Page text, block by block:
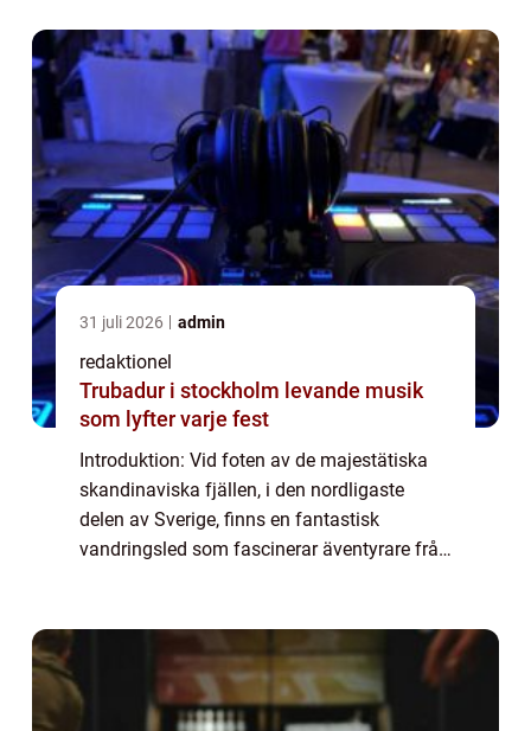
komb...
31 juli 2026 admin
redaktionel
Trubadur i stockholm levande musik
som lyfter varje fest
Introduktion: Vid foten av de majestätiska
skandinaviska fjällen, i den nordligaste
delen av Sverige, finns en fantastisk
vandringsled som fascinerar äventyrare från